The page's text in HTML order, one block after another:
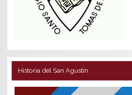
Historia del San Agustín